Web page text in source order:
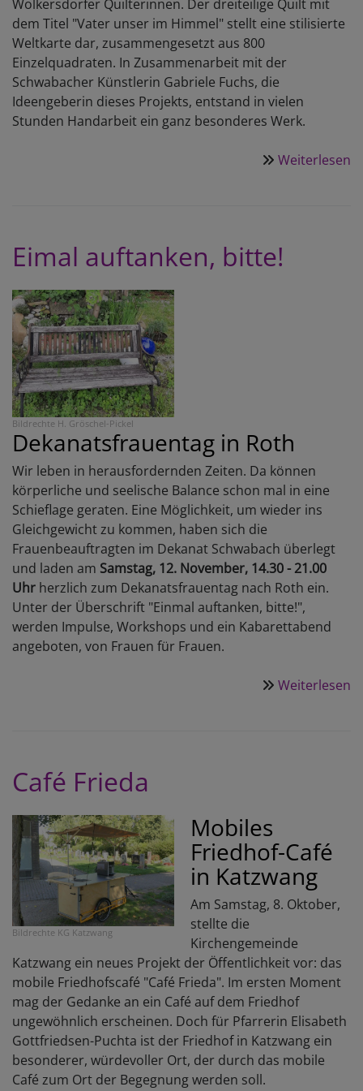
Wolkersdorfer Quilterinnen. Der dreiteilige Quilt mit
dem Titel "Vater unser im Himmel" stellt eine stilisierte
Weltkarte dar, zusammengesetzt aus 800
Einzelquadraten. In Zusammenarbeit mit der
Schwabacher Künstlerin Gabriele Fuchs, die
Ideengeberin dieses Projekts, entstand in vielen
Stunden Handarbeit ein ganz besonderes Werk.
Weiterlesen
Eimal auftanken, bitte!
Bildrechte H. Gröschel-Pickel
Dekanatsfrauentag in Roth
Wir leben in herausfordernden Zeiten. Da können
körperliche und seelische Balance schon mal in eine
Schieflage geraten. Eine Möglichkeit, um wieder ins
Gleichgewicht zu kommen, haben sich die
Frauenbeauftragten im Dekanat Schwabach überlegt
und laden am Samstag, 12. November, 14.30 - 21.00
Uhr herzlich zum Dekanatsfrauentag nach Roth ein.
Unter der Überschrift "Einmal auftanken, bitte!",
werden Impulse, Workshops und ein Kabarettabend
angeboten, von Frauen für Frauen.
Weiterlesen
Café Frieda
Bildrechte KG Katzwang
Mobiles
Friedhof-Café
in Katzwang
Am Samstag, 8. Oktober,
stellte die
Kirchengemeinde
Katzwang ein neues Projekt der Öffentlichkeit vor: das
mobile Friedhofscafé "Café Frieda". Im ersten Moment
mag der Gedanke an ein Café auf dem Friedhof
ungewöhnlich erscheinen. Doch für Pfarrerin Elisabeth
Gottfriedsen-Puchta ist der Friedhof in Katzwang ein
besonderer, würdevoller Ort, der durch das mobile
Café zum Ort der Begegnung werden soll.